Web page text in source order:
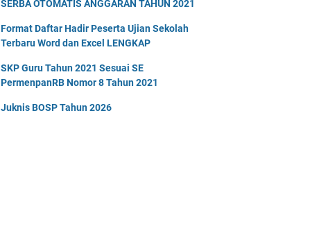
SERBA OTOMATIS ANGGARAN TAHUN 2021
Format Daftar Hadir Peserta Ujian Sekolah
Terbaru Word dan Excel LENGKAP
SKP Guru Tahun 2021 Sesuai SE
PermenpanRB Nomor 8 Tahun 2021
Juknis BOSP Tahun 2026